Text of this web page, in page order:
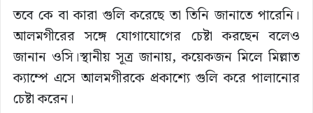
তবে কে বা কারা গুলি করেছে তা তিনি জানাতে পারেনি।
আলমগীরের সঙ্গে যোগাযোগের চেষ্টা করছেন বলেও
জানান ওসি।স্থানীয় সূত্র জানায়, কয়েকজন মিলে মিল্লাত
ক্যাম্পে এসে আলমগীরকে প্রকাশ্যে গুলি করে পালানোর
চেষ্টা করেন।